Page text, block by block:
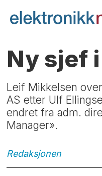
Ny sjef
Leif Mikkelsen
AS etter Ulf
endret fra adm.
Manager».
Redaksjonen